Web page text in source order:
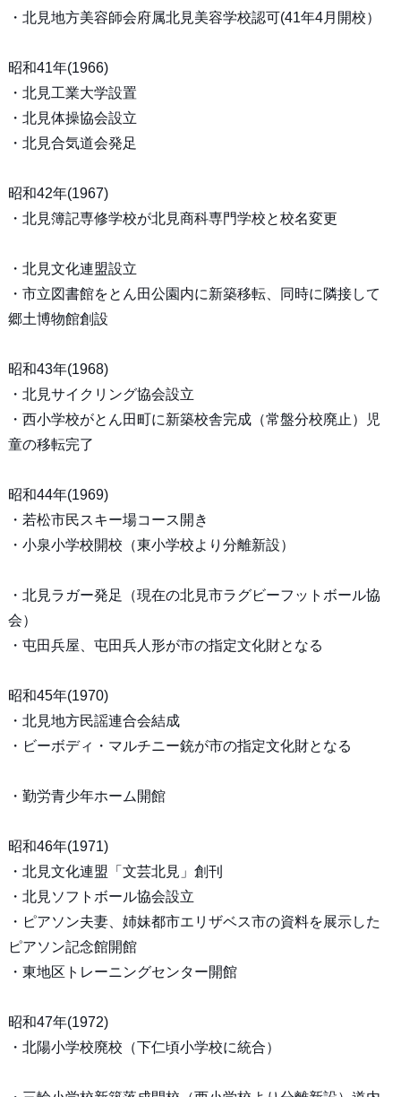
・北見地方美容師会府属北見美容学校認可(41年4月開校）
昭和41年(1966)
・北見工業大学設置
・北見体操協会設立
・北見合気道会発足
昭和42年(1967)
・北見簿記専修学校が北見商科専門学校と校名変更
・北見文化連盟設立
・市立図書館をとん田公園内に新築移転、同時に隣接して
郷土博物館創設
昭和43年(1968)
・北見サイクリング協会設立
・西小学校がとん田町に新築校舎完成（常盤分校廃止）児
童の移転完了
昭和44年(1969)
・若松市民スキー場コース開き
・小泉小学校開校（東小学校より分離新設）
・北見ラガー発足（現在の北見市ラグビーフットボール協
会）
・屯田兵屋、屯田兵人形が市の指定文化財となる
昭和45年(1970)
・北見地方民謡連合会結成
・ビーボディ・マルチニー銃が市の指定文化財となる
・勤労青少年ホーム開館
昭和46年(1971)
・北見文化連盟「文芸北見」創刊
・北見ソフトボール協会設立
・ピアソン夫妻、姉妹都市エリザベス市の資料を展示した
ピアソン記念館開館
・東地区トレーニングセンター開館
昭和47年(1972)
・北陽小学校廃校（下仁頃小学校に統合）